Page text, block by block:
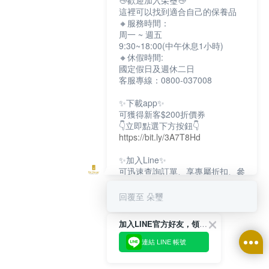
加入LINE官方好友，領取$200折價券
連結 LINE 帳號
這裡可以找到適合自己的保養品
🔸服務時間：
周一 ~ 週五
9:30~18:00(中午休息1小時)
🔸休假時間:
國定假日及週休二日
客服專線：0800-037008
✨下載app✨
可獲得新客$200折價券
👇立即點選下方按鈕👇
https://bit.ly/3A7T8Hd
✨加入Line✨
可迅速查詢訂單、享專屬折扣、參
👇立即點選下方按鈕👇
✨追蹤IG✨
👇立即點選下方按鈕👇
https://bit.ly/3w8zJm1
回覆至 朵璽